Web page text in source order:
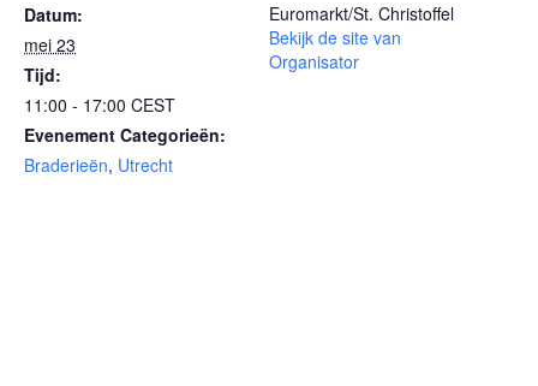
Datum:
mei 23
Tijd:
11:00 - 17:00 CEST
Evenement Categorieën:
Braderieën, Utrecht
Euromarkt/St. Christoffel
Bekijk de site van
Organisator